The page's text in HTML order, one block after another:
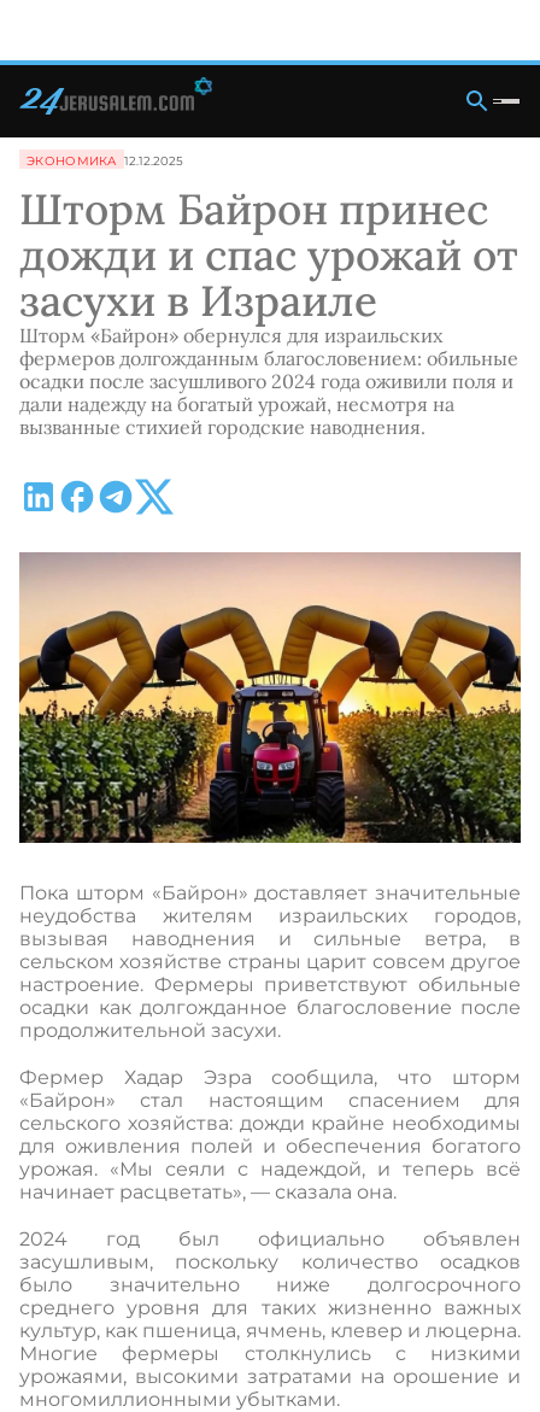
ЭКОНОМИКА 12.12.2025
Шторм Байрон принес
дожди и спас урожай от
засухи в Израиле
Шторм «Байрон» обернулся для израильских
фермеров долгожданным благословением: обильные
осадки после засушливого 2024 года оживили поля и
дали надежду на богатый урожай, несмотря на
вызванные стихией городские наводнения.
Пока шторм «Байрон» доставляет значительные
неудобства жителям израильских городов,
вызывая наводнения и сильные ветра, в
сельском хозяйстве страны царит совсем другое
настроение. Фермеры приветствуют обильные
осадки как долгожданное благословение после
продолжительной засухи.
Фермер Хадар Эзра сообщила, что шторм
«Байрон» стал настоящим спасением для
сельского хозяйства: дожди крайне необходимы
для оживления полей и обеспечения богатого
урожая. «Мы сеяли с надеждой, и теперь всё
начинает расцветать», — сказала она.
2024 год был официально объявлен
засушливым, поскольку количество осадков
было значительно ниже долгосрочного
среднего уровня для таких жизненно важных
культур, как пшеница, ячмень, клевер и люцерна.
Многие фермеры столкнулись с низкими
урожаями, высокими затратами на орошение и
многомиллионными убытками.